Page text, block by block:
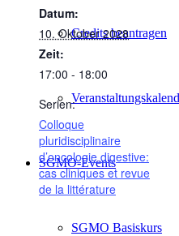
Credits beantragen
SGMO-Events
SGMO Basiskurs
Datum:
10. Oktober 2028
Zeit:
17:00 - 18:00
Serien:
Colloque
pluridisciplinaire
d’oncologie digestive:
cas cliniques et revue
de la littérature